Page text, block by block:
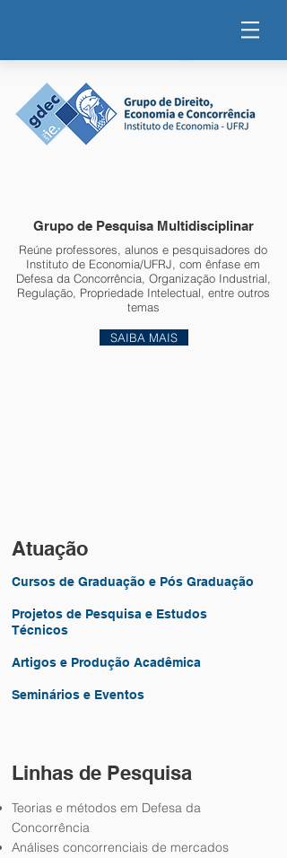
Grupo de Pesquisa Multidisciplinar
Reúne professores, alunos e pesquisadores do
Instituto de Economia/UFRJ, com ênfase em
Defesa da Concorrência, Organização Industrial,
Regulação, Propriedade Intelectual, entre outros
temas
SAIBA MAIS
Atuação
Cursos de Graduação e Pós Graduação
Projetos de Pesquisa e Estudos
Técnicos
Artigos e Produção Acadêmica
Seminários e Eventos
Linhas de Pesquisa
Teorias e métodos em Defesa da
Concorrência
Análises concorrenciais de mercados